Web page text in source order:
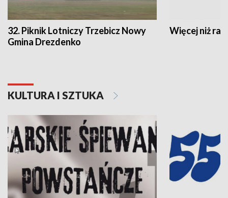
32. Piknik Lotniczy Trzebicz Nowy
Gmina Drezdenko
Więcej niż rajd
KULTURA I SZTUKA